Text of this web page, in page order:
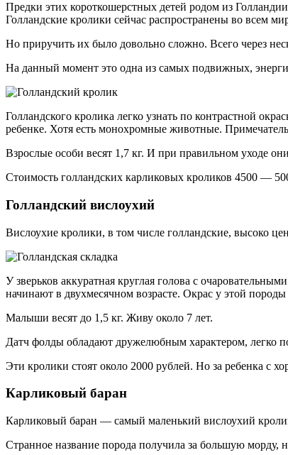
Предки этих короткошерстных детей родом из
Голландские кролики сейчас распространены во всем
Но приручить их было довольно сложно. Всего через
На данный момент это одна из самых подвижных,
Голландского кролика легко узнать по контрастной
ребенке. Хотя есть монохромные животные.
Взрослые особи весят 1,7 кг. И при правильном уходе
Стоимость голландских карликовых кроликов 4500 —
Голландский вислоухий
Вислоухие кролики, в том числе голландские, высоко
У зверьков аккуратная круглая голова с
начинают в двухмесячном возрасте. Окрас у этой
Малыши весят до 1,5 кг. Живу около 7 лет.
Датч фолды обладают дружелюбным характером, легко
Эти кролики стоят около 2000 рублей. Но за ребенка с
Карликовый баран
Карликовый баран — самый маленький вислоухий
Странное название порода получила за большую